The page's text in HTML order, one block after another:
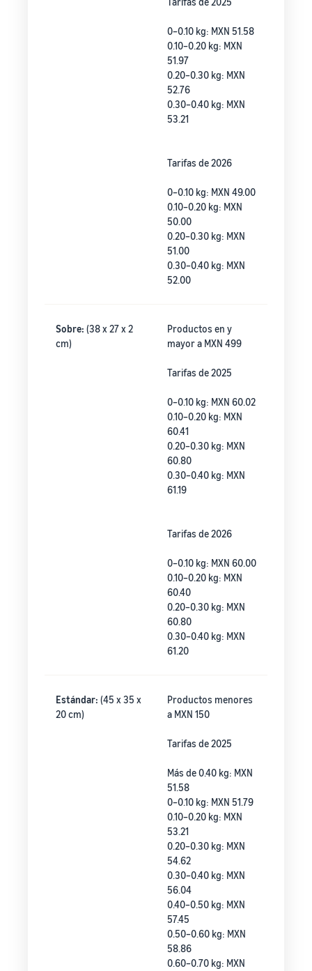
0–0.10 kg: MXN 51.58
0.10–0.20 kg: MXN
51.97
0.20–0.30 kg: MXN
52.76
0.30–0.40 kg: MXN
53.21
Tarifas de 2026
0–0.10 kg: MXN 49.00
0.10–0.20 kg: MXN
50.00
0.20–0.30 kg: MXN
51.00
0.30–0.40 kg: MXN
52.00
Sobre: (38 x 27 x 2
cm)
Productos en y
mayor a MXN 499
Tarifas de 2025
0–0.10 kg: MXN 60.02
0.10–0.20 kg: MXN
60.41
0.20–0.30 kg: MXN
60.80
0.30–0.40 kg: MXN
61.19
Tarifas de 2026
0–0.10 kg: MXN 60.00
0.10–0.20 kg: MXN
60.40
0.20–0.30 kg: MXN
60.80
0.30–0.40 kg: MXN
61.20
Estándar: (45 x 35 x
20 cm)
Productos menores
a MXN 150
Tarifas de 2025
Más de 0.40 kg: MXN
51.58
0–0.10 kg: MXN 51.79
0.10–0.20 kg: MXN
53.21
0.20–0.30 kg: MXN
54.62
0.30–0.40 kg: MXN
56.04
0.40–0.50 kg: MXN
57.45
0.50–0.60 kg: MXN
58.86
0.60–0.70 kg: MXN